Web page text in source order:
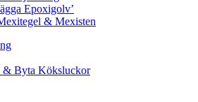
Epoxigolv’
& Mexisten
& Byta Köksluckor